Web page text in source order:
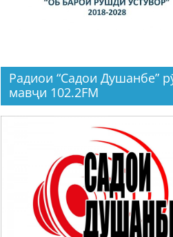
Радиои “Садои Душанбе”
мавҷи 102.2FM